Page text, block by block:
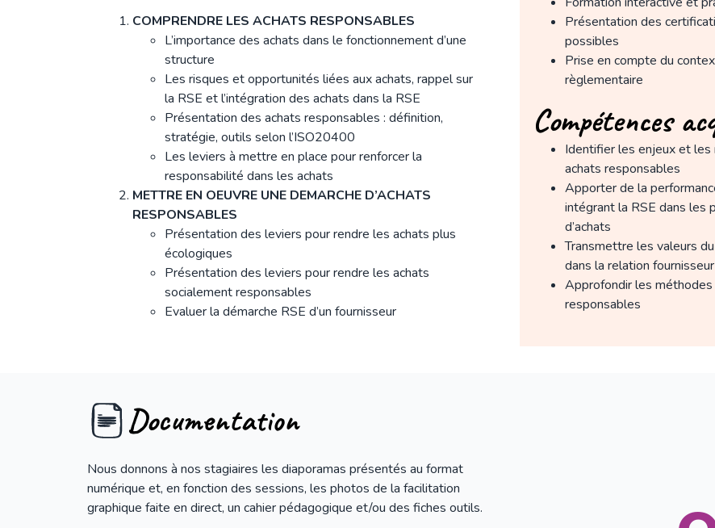
COMPRENDRE LES ACHATS RESPONSABLES
L’importance des achats dans le fonctionnement d’une
structure
Les risques et opportunités liées aux achats, rappel sur
la RSE et l’intégration des achats dans la RSE
Présentation des achats responsables : définition,
stratégie, outils selon l’ISO20400
Les leviers à mettre en place pour renforcer la
responsabilité dans les achats
METTRE EN OEUVRE UNE DEMARCHE D’ACHATS
RESPONSABLES
Présentation des leviers pour rendre les achats plus
écologiques
Présentation des leviers pour rendre les achats
socialement responsables
Evaluer la démarche RSE d’un fournisseur
Présentation des
possibles
Prise en compte du
règlementaire
Compétences
Identifier les enjeux et les
achats responsables
Apporter de la
intégrant la RSE dans les
d’achats
Transmettre les valeurs
dans la relation fournisseur
Approfondir les méthodes
responsables
Documentation
Nous donnons à nos stagiaires les diaporamas présentés au format
numérique et, en fonction des sessions, les photos de la facilitation
graphique faite en direct, un cahier pédagogique et/ou des fiches outils.